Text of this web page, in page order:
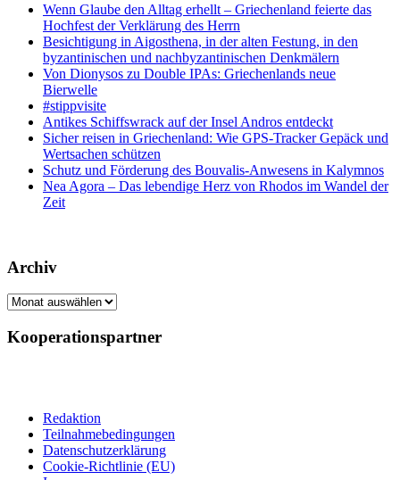
Wenn Glaube den Alltag erhellt – Griechenland feierte das
Hochfest der Verklärung des Herrn
Besichtigung in Aigosthena, in der alten Festung, in den
byzantinischen und nachbyzantinischen Denkmälern
Von Dionysos zu Double IPAs: Griechenlands neue
Bierwelle
#stippvisite
Antikes Schiffswrack auf der Insel Andros entdeckt
Sicher reisen in Griechenland: Wie GPS-Tracker Gepäck und
Wertsachen schützen
Schutz und Förderung des Bouvalis-Anwesens in Kalymnos
Nea Agora – Das lebendige Herz von Rhodos im Wandel der
Zeit
Archiv
Archiv
Kooperationspartner
Redaktion
Teilnahmebedingungen
Datenschutzerklärung
Cookie-Richtlinie (EU)